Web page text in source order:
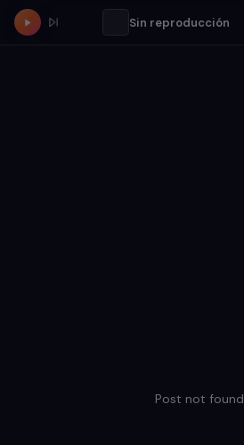
Sin reproducción
Post not found